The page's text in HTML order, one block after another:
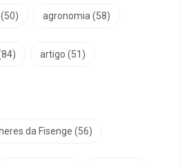
(50) agronomia (58)
artigo (51)
da Fisenge (56)